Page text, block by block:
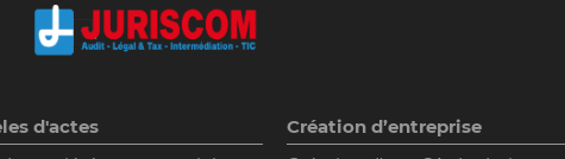
d'actes
Création d’entreprise